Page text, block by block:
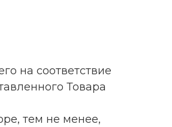
на соответствие
Товара
тем не менее,